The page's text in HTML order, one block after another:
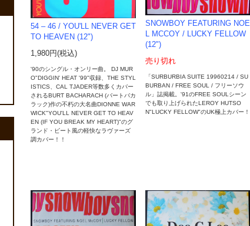
54 – 46 / YOU'LL NEVER GET
TO HEAVEN (12")
1,980円(税込)
'90のシングル・オンリー曲。 DJ MUR
O"DIGGIN' HEAT '99"収録、THE STYL
ISTICS、CAL TJADER等数多くカバー
されるBURT BACHARACH (バートバカ
ラック)作の不朽の大名曲DIONNE WAR
WICK"YOU'LL NEVER GET TO HEAV
EN (IF YOU BREAK MY HEART)"のグ
ランド・ビート風の軽快なラヴァーズ
調カバー！！
SNOWBOY FEATURING NOE
L MCCOY / LUCKY FELLOW
(12")
売り切れ
「SURBURBIA SUITE 19960214 / SU
BURBAN / FREE SOUL / フリーソウ
ル」誌掲載。'91のFREE SOULシーン
でも取り上げられたLEROY HUTSO
N"LUCKY FELLOW"のUK極上カバー！